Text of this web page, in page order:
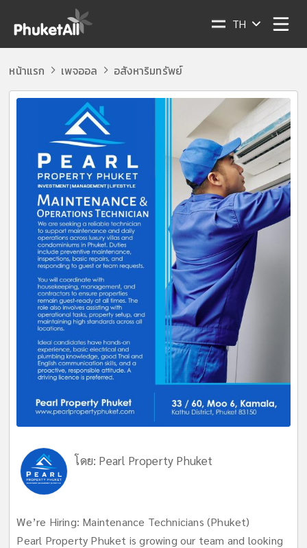
TH
หน้าแรก เพจออล อสังหาริมทรัพย์
โดย: Pearl Property Phuket
We’re Hiring: Maintenance Technicians (Phuket)
Pearl Property Phuket is growing our team and looking